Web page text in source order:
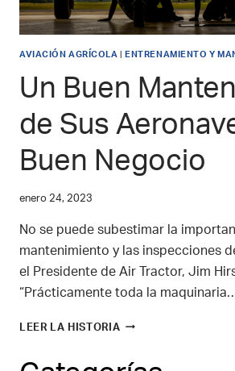
AVIACIÓN AGRÍCOLA ENTRENAMIENTO Y
Un Buen
de Sus
Buen Negocio
enero 24, 2023
No se puede subestimar la
mantenimiento y las inspecciones
el Presidente de Air Tractor, Jim
“Prácticamente toda la
LEER LA HISTORIA UN